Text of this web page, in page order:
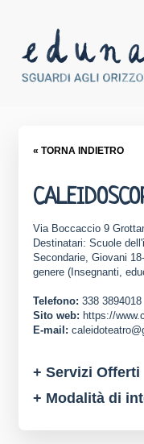
« TORNA INDIETRO
Via Boccaccio 9
Destinatari: Scuole
Secondarie, Giovani
genere (Insegnanti,
Telefono: 338 3894018
Sito web: https://
E-mail:
+ Servizi Offerti
+ Modalità di